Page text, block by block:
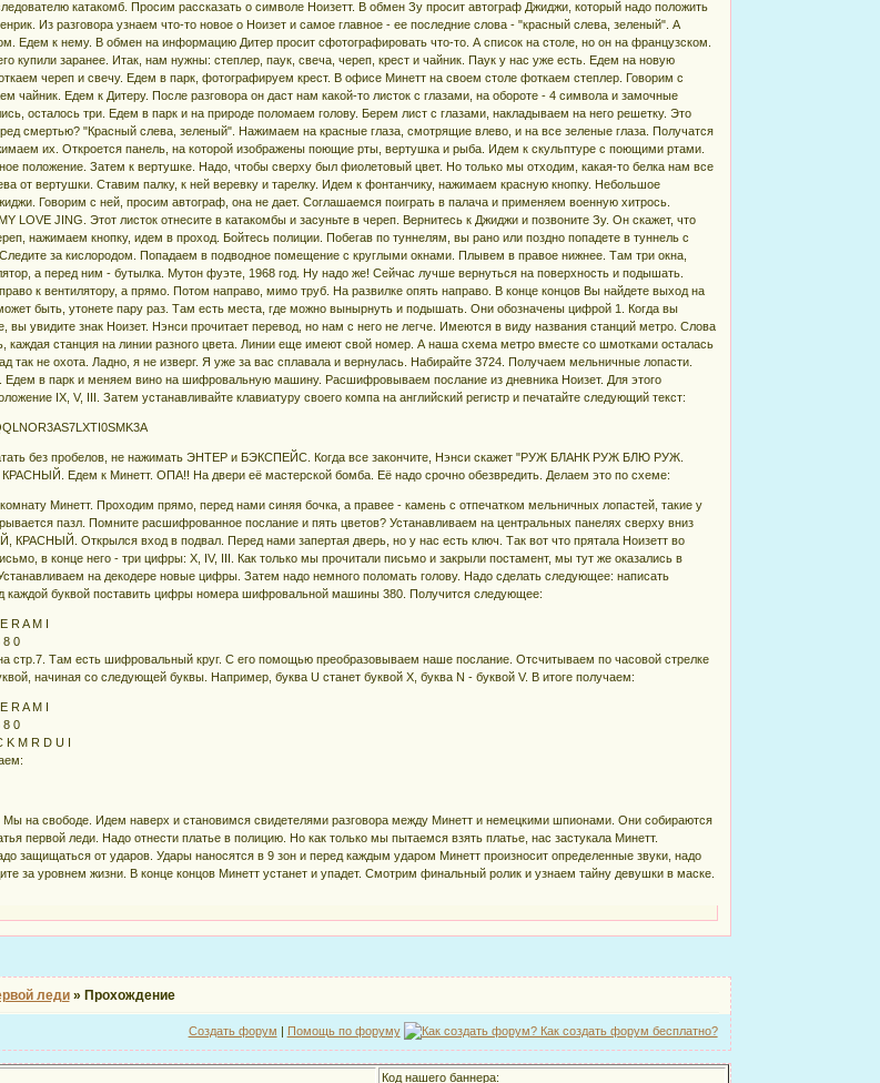
катакомб. Просим рассказать о символе Ноизетт. В обмен Зу просит автограф Джиджи, который надо положить
Из разговора узнаем что-то новое о Ноизет и самое главное - ее последние слова - "красный слева, зеленый". А
Едем к нему. В обмен на информацию Дитер просит сфотографировать что-то. А список на столе, но он на французском.
купили заранее. Итак, нам нужны: степлер, паук, свеча, череп, крест и чайник. Паук у нас уже есть. Едем на новую
череп и свечу. Едем в парк, фотографируем крест. В офисе Минетт на своем столе фоткаем степлер. Говорим с
чайник. Едем к Дитеру. После разговора он даст нам какой-то листок с глазами, на обороте - 4 символа и замочные
осталось три. Едем в парк и на природе поломаем голову. Берем лист с глазами, накладываем на него решетку. Это
смертью? "Красный слева, зеленый". Нажимаем на красные глаза, смотрящие влево, и на все зеленые глаза. Получатся
их. Откроется панель, на которой изображены поющие рты, вертушка и рыба. Идем к скульптуре с поющими ртами.
положение. Затем к вертушке. Надо, чтобы сверху был фиолетовый цвет. Но только мы отходим, какая-то белка нам все
от вертушки. Ставим палку, к ней веревку и тарелку. Идем к фонтанчику, нажимаем красную кнопку. Небольшое
Говорим с ней, просим автограф, она не дает. Соглашаемся поиграть в палача и применяем военную хитрось.
LOVE JING. Этот листок отнесите в катакомбы и засуньте в череп. Вернитесь к Джиджи и позвоните Зу. Он скажет, что
нажимаем кнопку, идем в проход. Бойтесь полиции. Побегав по туннелям, вы рано или поздно попадете в туннель с
за кислородом. Попадаем в подводное помещение с круглыми окнами. Плывем в правое нижнее. Там три окна,
а перед ним - бутылка. Мутон фуэте, 1968 год. Ну надо же! Сейчас лучше вернуться на поверхность и подышать.
к вентилятору, а прямо. Потом направо, мимо труб. На развилке опять направо. В конце концов Вы найдете выход на
быть, утонете пару раз. Там есть места, где можно вынырнуть и подышать. Они обозначены цифрой 1. Когда вы
вы увидите знак Ноизет. Нэнси прочитает перевод, но нам с него не легче. Имеются в виду названия станций метро. Слова
каждая станция на линии разного цвета. Линии еще имеют свой номер. А наша схема метро вместе со шмотками осталась
так не охота. Ладно, я не изверг. Я уже за вас сплавала и вернулась. Набирайте 3724. Получаем мельничные лопасти.
Едем в парк и меняем вино на шифровальную машину. Расшифровываем послание из дневника Ноизет. Для этого
IX, V, III. Затем устанавливайте клавиатуру своего компа на английский регистр и печатайте следующий текст:
без пробелов, не нажимать ЭНТЕР и БЭКСПЕЙС. Когда все закончите, Нэнси скажет "РУЖ БЛАНК РУЖ БЛЮ РУЖ.
Едем к Минетт. ОПА!! На двери её мастерской бомба. Её надо срочно обезвредить. Делаем это по схеме:
Минетт. Проходим прямо, перед нами синяя бочка, а правее - камень с отпечатком мельничных лопастей, такие у
пазл. Помните расшифрованное послание и пять цветов? Устанавливаем на центральных панелях сверху вниз
Открылся вход в подвал. Перед нами запертая дверь, но у нас есть ключ. Так вот что прятала Ноизетт во
в конце него - три цифры: X, IV, III. Как только мы прочитали письмо и закрыли постамент, мы тут же оказались в
на декодере новые цифры. Затем надо немного поломать голову. Надо сделать следующее: написать
каждой буквой поставить цифры номера шифровальной машины 380. Получится следующее:
R A M I
8 0
стр.7. Там есть шифровальный круг. С его помощью преобразовываем наше послание. Отсчитываем по часовой стрелке
начиная со следующей буквы. Например, буква U станет буквой X, буква N - буквой V. В итоге получаем:
R A M I
8 0
K M R D U I
на свободе. Идем наверх и становимся свидетелями разговора между Минетт и немецкими шпионами. Они собираются
первой леди. Надо отнести платье в полицию. Но как только мы пытаемся взять платье, нас застукала Минетт.
защищаться от ударов. Удары наносятся в 9 зон и перед каждым ударом Минетт произносит определенные звуки, надо
за уровнем жизни. В конце концов Минетт устанет и упадет. Смотрим финальный ролик и узнаем тайну девушки в маске.
леди » Прохождение
Создать форум | Помощь по форуму
Код нашего баннера: